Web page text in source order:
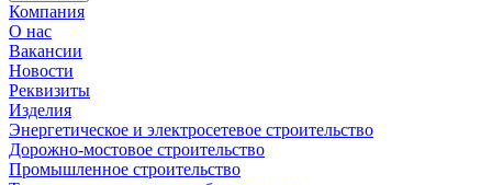
Компания
О нас
Вакансии
Новости
Реквизиты
Изделия
Энергетическое и электросетевое строительство
Дорожно-мостовое строительство
Промышленное строительство